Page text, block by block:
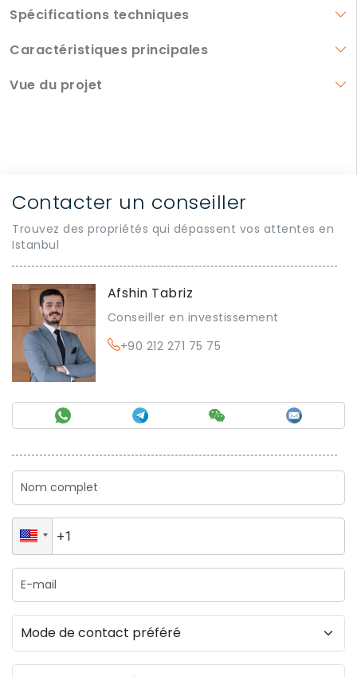
Spécifications techniques
Caractéristiques principales
Vue du projet
Contacter un conseiller
Trouvez des propriétés qui dépassent vos attentes en
Istanbul
Afshin Tabriz
Conseiller en investissement
+90 212 271 75 75